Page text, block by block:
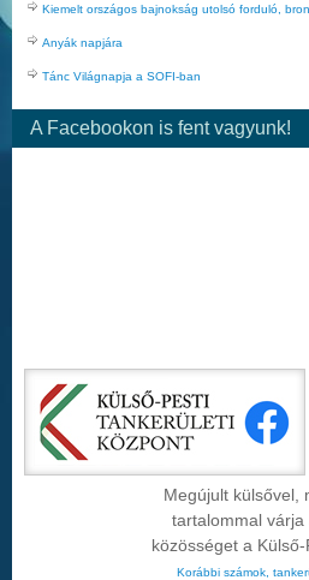
Kiemelt országos bajnokság utolsó forduló,
Anyák napjára
Tánc Világnapja a SOFI-ban
A Facebookon is fent vagyunk!
Megújult külsővel,
tartalommal várja
közösséget a Külső-
Korábbi számok,